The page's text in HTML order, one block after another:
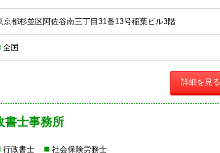
京都杉並区阿佐谷南三丁目31番13号稲葉ビル3階
全国
詳細を見る
書士事務所
行政書士 社会保険労務士